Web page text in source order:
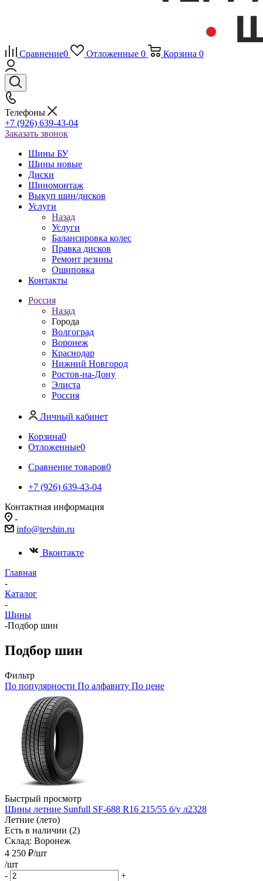
Сравнение0 Отложенные 0 Корзина 0
Телефоны
+7 (926) 639-43-04
Заказать звонок
Шины БУ
Шины новые
Диски
Шиномонтаж
Выкуп шин/дисков
Услуги
Назад
Услуги
Балансировка колес
Правка дисков
Ремонт резины
Ошиповка
Контакты
Россия
Назад
Города
Волгоград
Воронеж
Краснодар
Нижний Новгород
Ростов-на-Дону
Элиста
Россия
Личный кабинет
Корзина0
Отложенные0
Сравнение товаров0
+7 (926) 639-43-04
Контактная информация
-
info@tershin.ru
Вконтакте
Главная
-
Каталог
-
Шины
-Подбор шин
Подбор шин
Фильтр
По популярности По алфавиту По цене
Быстрый просмотр
Шины летние Sunfull SF-688 R16 215/55 б/у л2328
Летние (лето)
Есть в наличии (2)
Склад: Воронеж
4 250 ₽/шт
/шт
-
+